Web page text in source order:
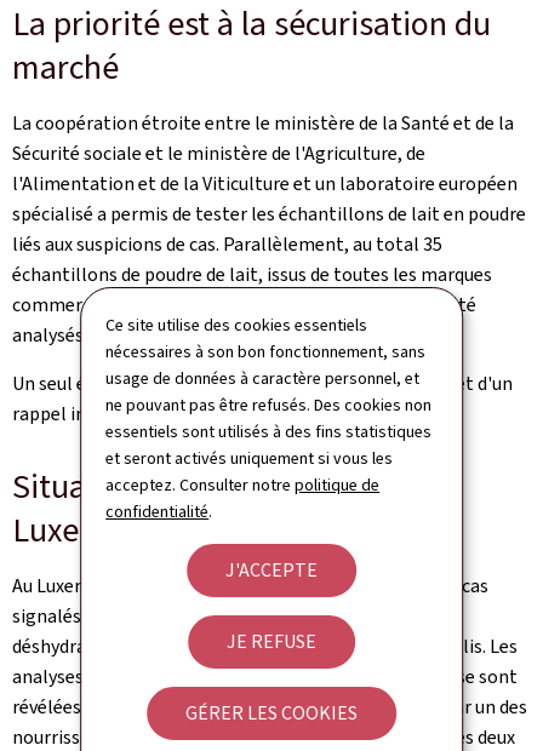
Ce site utilise des cookies essentiels
nécessaires à son bon fonctionnement, sans
usage de données à caractère personnel, et
ne pouvant pas être refusés. Des cookies non
essentiels sont utilisés à des fins statistiques
et seront activés uniquement si vous les
acceptez. Consulter notrepolitique de
confidentialité.
J'ACCEPTE
JE REFUSE
GÉRER LES COOKIES
La priorité est à la sécurisation du
marché
La coopération étroite entre le ministère de la Santé et de la
Sécurité sociale et le ministère de l'Agriculture, de
l'Alimentation et de la Viticulture et un laboratoire européen
spécialisé a permis de tester les échantillons de lait en poudre
liés aux suspicions de cas. Parallèlement, au total 35
échantillons de poudre de lait, issus de toutes les marques
commercialisées sur le marché luxembourgeois, ont été
analysés sur la présence de céréulide.
Un seul échantillon a été détecté positif et a fait l'objet d'un
rappel immédiat.
Situation sanitaire actuelle au
Luxembourg
Au Luxembourg, l'Inspection sanitaire a examiné trois cas
signalés. Deux nourrissons ont été hospitalisés pour
déshydratation et se sont depuis complètement rétablis. Les
analyses cliniques réalisées chez les trois nourrissons se sont
révélées négatives, mais le lait infantile consommé par un des
nourrissons a été testé positif à la toxine, tandis que les deux